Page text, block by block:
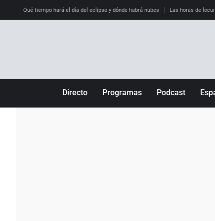
Qué tiempo hará el día del eclipse y dónde habrá nubes Las horas de
Directo Programas Podcast